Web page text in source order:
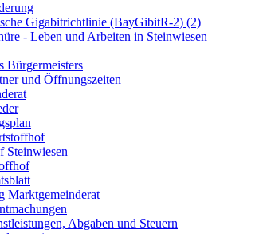
Gigabitrichtlinie (BayGibitR-2) (2)
- Leben und Arbeiten in Steinwiesen
Bürgermeisters
und Öffnungszeiten
Steinwiesen
Marktgemeinderat
Abgaben und Steuern